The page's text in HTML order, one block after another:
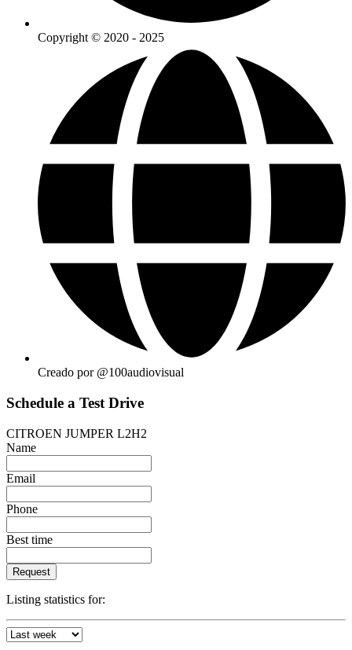
Copyright © 2020 - 2025
Creado por @100audiovisual
Schedule a Test Drive
CITROEN JUMPER L2H2
Name
Email
Phone
Best time
Request
Listing statistics for: